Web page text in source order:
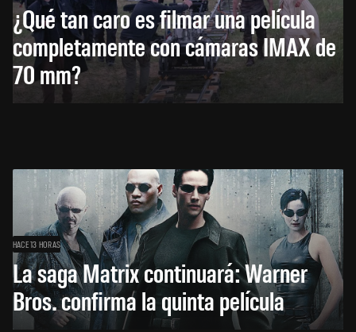
¿Qué tan caro es filmar una película
completamente con cámaras IMAX de
70 mm?
HACE 13 HORAS
La saga Matrix continuará: Warner
Bros. confirma la quinta película